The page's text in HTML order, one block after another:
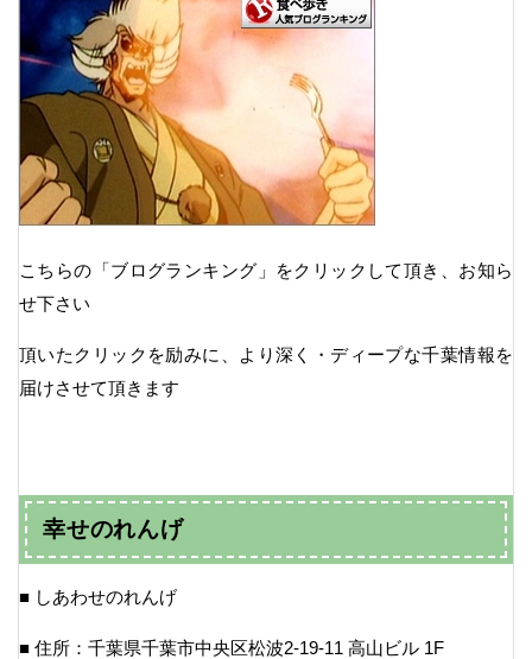
こちらの「ブログランキング」をクリックして頂き、お知ら
せ下さい
頂いたクリックを励みに、より深く・ディープな千葉情報を
届けさせて頂きます
幸せのれんげ
■ しあわせのれんげ
■ 住所：千葉県千葉市中央区松波2-19-11 高山ビル 1F